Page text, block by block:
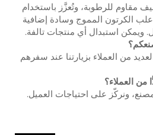
مقاوم للرطوبة، وتُعزَّز باستخدام
الكرتون المموج وسادة إضافية
ويمكن استبدال أي منتجات تالفة.
من العملاء بزيارتنا عند سفرهم
من العملاء؟
ونركّز على احتياجات العميل.